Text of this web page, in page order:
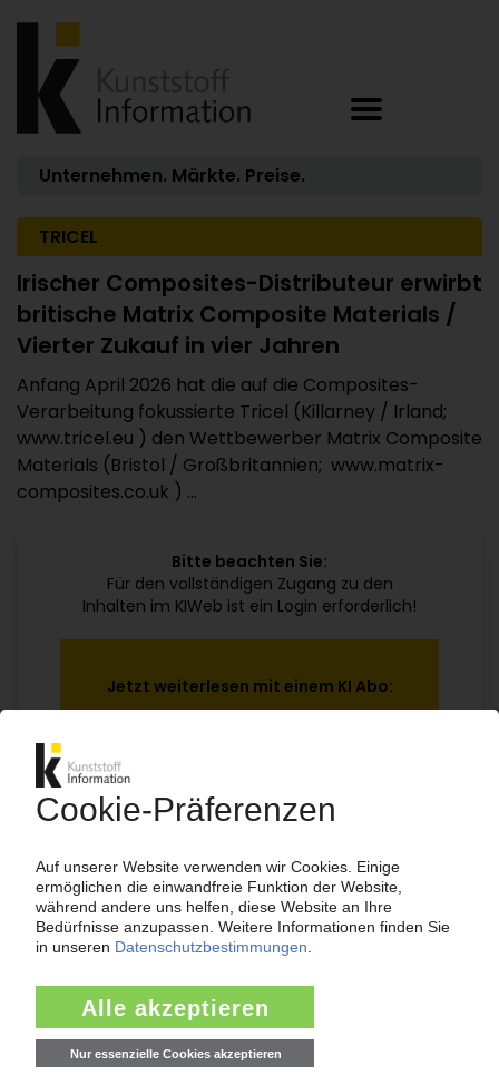
Unternehmen. Märkte. Preise.
TRICEL
Irischer Composites-Distributeur erwirbt
britische Matrix Composite Materials /
Vierter Zukauf in vier Jahren
Anfang April 2026 hat die auf die Composites-
Verarbeitung fokussierte Tricel (Killarney / Irland;
www.tricel.eu ) den Wettbewerber Matrix Composite
Materials (Bristol / Großbritannien; www.matrix-
composites.co.uk ) ...
Bitte beachten Sie:
Für den vollständigen Zugang zu den
Inhalten im KIWeb ist ein Login erforderlich!
Jetzt weiterlesen mit einem KI Abo:
jährlich kündbar
Jetzt kostenlos testen
anmelden!